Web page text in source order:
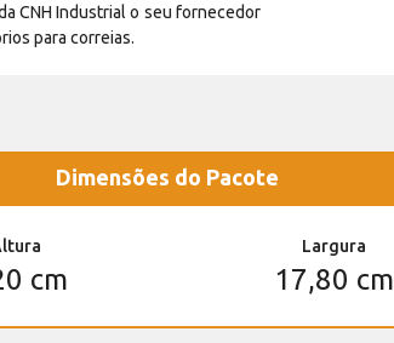
CNH Industrial o seu fornecedor
para correias.
Dimensões do Pacote
cm
Largura
17,80 cm